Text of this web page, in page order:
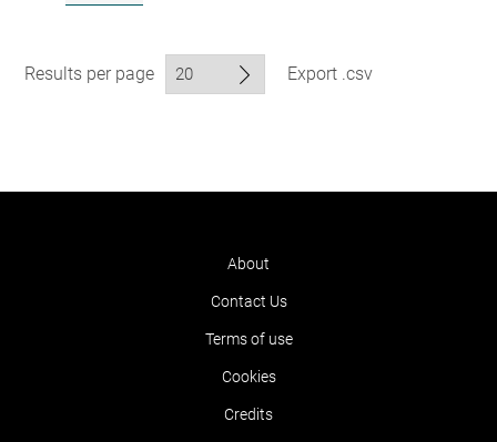
Results per page Export .csv
About
Contact Us
Terms of use
Cookies
Credits